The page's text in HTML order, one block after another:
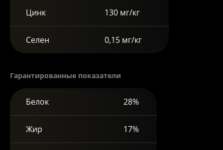
Цинк 130 мг/кг
Селен 0,15 мг/кг
Гарантированные показатели
Белок 28%
Жир 17%